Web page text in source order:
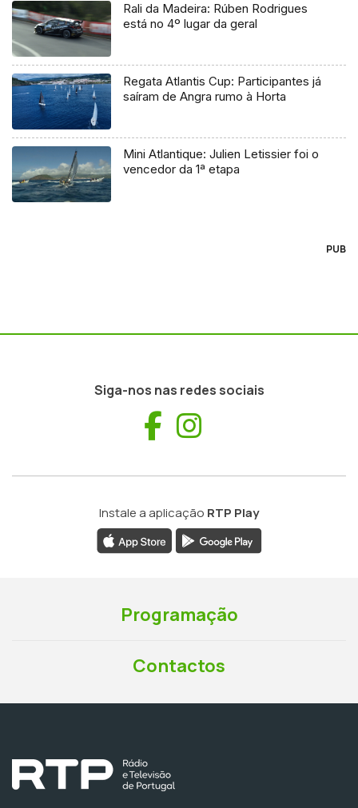
Rali da Madeira: Rúben Rodrigues
está no 4º lugar da geral
Regata Atlantis Cup: Participantes já
saíram de Angra rumo à Horta
Mini Atlantique: Julien Letissier foi o
vencedor da 1ª etapa
PUB
Siga-nos nas redes sociais
Facebook
Instale a aplicação RTP Play
Programação
Contactos